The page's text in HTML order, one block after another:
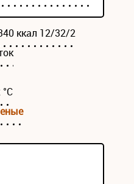
ккал 12/32/2
°С